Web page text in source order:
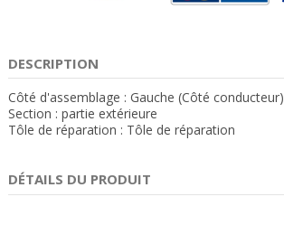
DESCRIPTION
Côté d'assemblage : Gauche (Côté conducteur)
Section : partie extérieure
Tôle de réparation : Tôle de réparation
DÉTAILS DU PRODUIT